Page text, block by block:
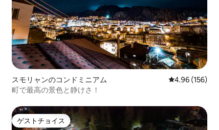
スモリャンのコンドミニアム レビュー156
4.96 (156)
町で最高の景色と静けさ！
ゲストチョイス
ゲストチョイス